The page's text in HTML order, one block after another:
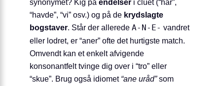
synonymet? Kig på endelser i cluet (“har”,
“havde”, “vi” osv.) og på de krydslagte
bogstaver. Står der allerede A-N-E- vandret
eller lodret, er “aner” ofte det hurtigste match.
Omvendt kan et enkelt afvigende
konsonantfelt tvinge dig over i “tro” eller
“skue”. Brug også idiomet “ane uråd”som